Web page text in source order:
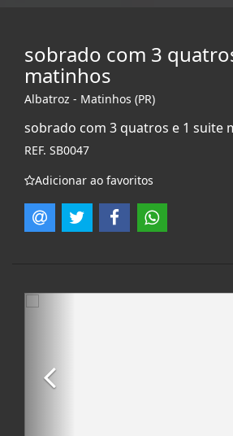
sobrado com 3
matinhos
Albatroz - Matinhos (PR)
sobrado com 3 quatros e 1 suite
REF. SB0047
Adicionar ao favoritos